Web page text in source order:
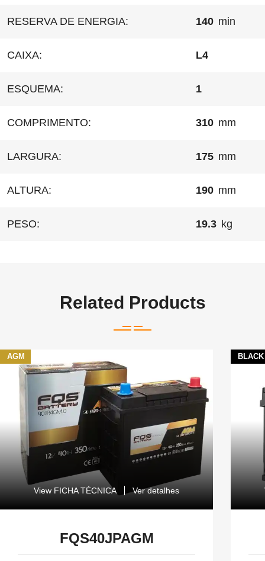
RESERVA DE ENERGIA: 140 min
CAIXA: L4
ESQUEMA: 1
COMPRIMENTO: 310 mm
LARGURA: 175 mm
ALTURA: 190 mm
PESO: 19.3 kg
Related Products
AGM
View FICHA TÉCNICA Ver detalhes
FQS40JPAGM
BLACK